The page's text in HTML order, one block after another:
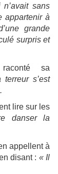
sans
appartenir à
grande
surpris et
sa
terreur s’est
lire sur les
danser la
appellent à
disant : « Il